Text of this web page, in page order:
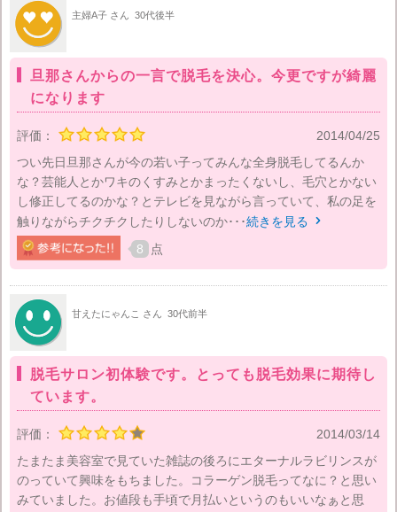
主婦A子 さん 30代後半
旦那さんからの一言で脱毛を決心。今更ですが綺麗
になります
評価：
2014/04/25
つい先日旦那さんが今の若い子ってみんな全身脱毛してるんか
な？芸能人とかワキのくすみとかまったくないし、毛穴とかない
し修正してるのかな？とテレビを見ながら言っていて、私の足を
触りながらチクチクしたりしないのか･･･続きを見る 
8 点
甘えたにゃんこ さん 30代前半
脱毛サロン初体験です。とっても脱毛効果に期待し
ています。
評価：
2014/03/14
たまたま美容室で見ていた雑誌の後ろにエターナルラビリンスが
のっていて興味をもちました。コラーゲン脱毛ってなに？と思い
みていました。お値段も手頃で月払いというのもいいなぁと思